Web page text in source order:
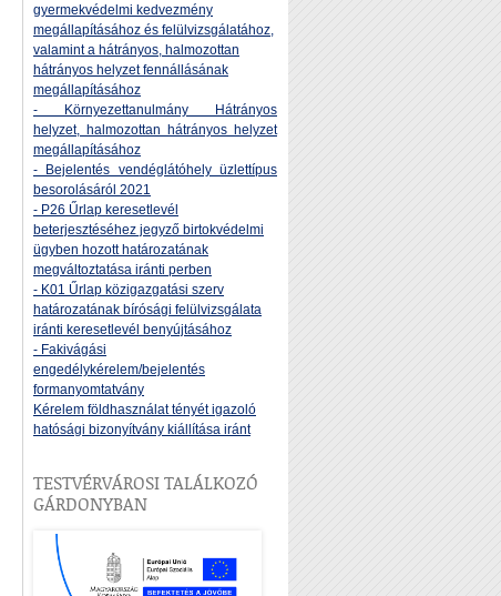
gyermekvédelmi kedvezmény
megállapításához és felülvizsgálatához,
valamint a hátrányos, halmozottan
hátrányos helyzet fennállásának
megállapításához
- Környezettanulmány Hátrányos
helyzet, halmozottan hátrányos helyzet
megállapításához
- Bejelentés vendéglátóhely üzlettípus
besorolásáról 2021
- P26 Űrlap keresetlevél
beterjesztéséhez jegyző birtokvédelmi
ügyben hozott határozatának
megváltoztatása iránti perben
- K01 Űrlap közigazgatási szerv
határozatának bírósági felülvizsgálata
iránti keresetlevél benyújtásához
- Fakivágási
engedélykérelem/bejelentés
formanyomtatvány
Kérelem földhasználat tényét igazoló
hatósági bizonyítvány kiállítása iránt
TESTVÉRVÁROSI TALÁLKOZÓ
GÁRDONYBAN